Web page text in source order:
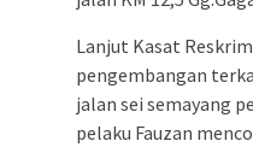
Lanjut Kasat
pengembangan
jalan sei semayang
pelaku Fauzan